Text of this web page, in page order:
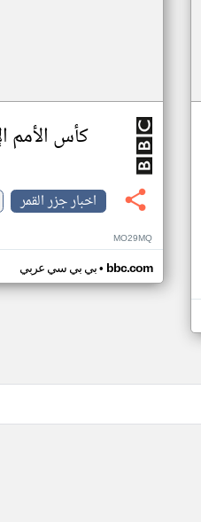
كأس الأمم
اخبار جزر القمر
MO29MQ
بي بي سي عربي• bbc.com